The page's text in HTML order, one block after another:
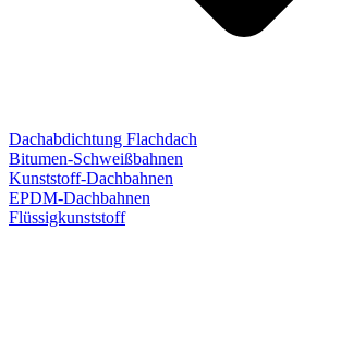
Dachabdichtung Flachdach
Bitumen-Schweißbahnen
Kunststoff-Dachbahnen
EPDM-Dachbahnen
Flüssigkunststoff